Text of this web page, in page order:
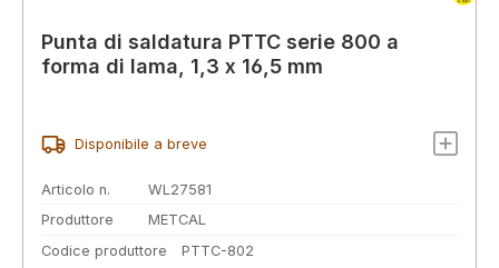
Punta di saldatura PTTC serie 800 a
forma di lama, 1,3 x 16,5 mm
Disponibile a breve
Articolo n.
WL27581
Produttore
METCAL
Codice produttore
PTTC-802